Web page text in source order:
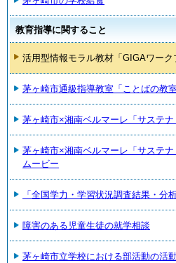
教育指導に関すること
活用型情報モラル教材「GIGAワー
茅ヶ崎市通級指導教室「ことばの教
茅ヶ崎市×湘南ベルマーレ「サステナ
茅ヶ崎市×湘南ベルマーレ「サステ
ムービー
「全国学力・学習状況調査結果・分
障害のある児童生徒の就学相談
茅ヶ崎市立学校における部活動の活